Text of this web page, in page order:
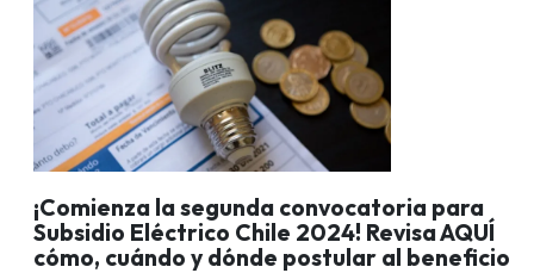
¡Comienza la segunda convocatoria para
Subsidio Eléctrico Chile 2024! Revisa AQUÍ
cómo, cuándo y dónde postular al beneficio